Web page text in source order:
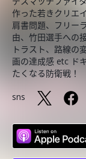
作った若きクリエ
肩書問題、フリー
由、竹田選手への
トラスト、路線の
画の達成感 etc ド
たくなる防衛戦！
sns